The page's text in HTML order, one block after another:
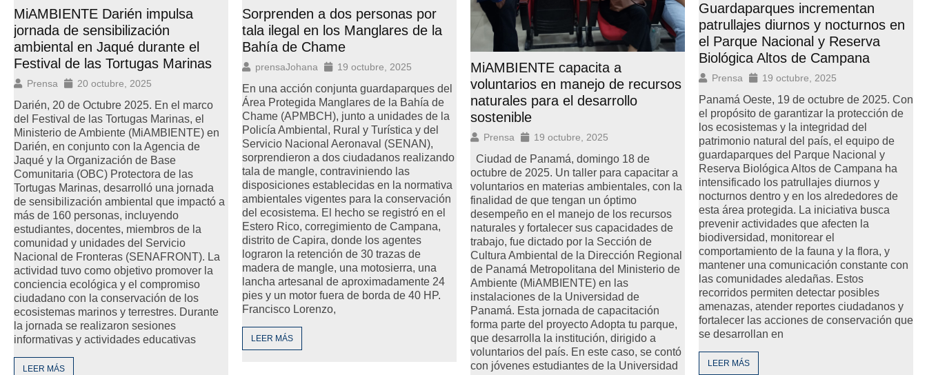
MiAMBIENTE Darién impulsa
jornada de sensibilización
ambiental en Jaqué durante el
Festival de las Tortugas Marinas
Prensa 20 octubre, 2025
Darién, 20 de Octubre 2025. En el marco
del Festival de las Tortugas Marinas, el
Ministerio de Ambiente (MiAMBIENTE) en
Darién, en conjunto con la Agencia de
Jaqué y la Organización de Base
Comunitaria (OBC) Protectora de las
Tortugas Marinas, desarrolló una jornada
de sensibilización ambiental que impactó a
más de 160 personas, incluyendo
estudiantes, docentes, miembros de la
comunidad y unidades del Servicio
Nacional de Fronteras (SENAFRONT). La
actividad tuvo como objetivo promover la
conciencia ecológica y el compromiso
ciudadano con la conservación de los
ecosistemas marinos y terrestres. Durante
la jornada se realizaron sesiones
informativas y actividades educativas
LEER MÁS
Sorprenden a dos personas por
tala ilegal en los Manglares de la
Bahía de Chame
prensaJohana 19 octubre, 2025
En una acción conjunta guardaparques del
Área Protegida Manglares de la Bahía de
Chame (APMBCH), junto a unidades de la
Policía Ambiental, Rural y Turística y del
Servicio Nacional Aeronaval (SENAN),
sorprendieron a dos ciudadanos realizando
tala de mangle, contraviniendo las
disposiciones establecidas en la normativa
ambientales vigentes para la conservación
del ecosistema. El hecho se registró en el
Estero Rico, corregimiento de Campana,
distrito de Capira, donde los agentes
lograron la retención de 30 trazas de
madera de mangle, una motosierra, una
lancha artesanal de aproximadamente 24
pies y un motor fuera de borda de 40 HP.
Francisco Lorenzo,
LEER MÁS
MiAMBIENTE capacita a
voluntarios en manejo de recursos
naturales para el desarrollo
sostenible
Prensa 19 octubre, 2025
Ciudad de Panamá, domingo 18 de
octubre de 2025. Un taller para capacitar a
voluntarios en materias ambientales, con la
finalidad de que tengan un óptimo
desempeño en el manejo de los recursos
naturales y fortalecer sus capacidades de
trabajo, fue dictado por la Sección de
Cultura Ambiental de la Dirección Regional
de Panamá Metropolitana del Ministerio de
Ambiente (MiAMBIENTE) en las
instalaciones de la Universidad de
Panamá. Esta jornada de capacitación
forma parte del proyecto Adopta tu parque,
que desarrolla la institución, dirigido a
voluntarios del país. En este caso, se contó
con jóvenes estudiantes de la Universidad
Guardaparques incrementan
patrullajes diurnos y nocturnos en
el Parque Nacional y Reserva
Biológica Altos de Campana
Prensa 19 octubre, 2025
Panamá Oeste, 19 de octubre de 2025. Con
el propósito de garantizar la protección de
los ecosistemas y la integridad del
patrimonio natural del país, el equipo de
guardaparques del Parque Nacional y
Reserva Biológica Altos de Campana ha
intensificado los patrullajes diurnos y
nocturnos dentro y en los alrededores de
esta área protegida. La iniciativa busca
prevenir actividades que afecten la
biodiversidad, monitorear el
comportamiento de la fauna y la flora, y
mantener una comunicación constante con
las comunidades aledañas. Estos
recorridos permiten detectar posibles
amenazas, atender reportes ciudadanos y
fortalecer las acciones de conservación que
se desarrollan en
LEER MÁS